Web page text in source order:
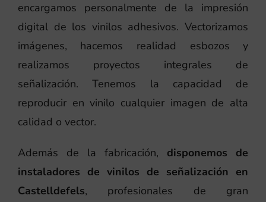
encargamos personalmente de la impresión
digital de los vinilos adhesivos. Vectorizamos
imágenes, hacemos realidad esbozos y
realizamos proyectos integrales de
señalización. Tenemos la capacidad de
reproducir en vinilo cualquier imagen de alta
calidad o vector.
Además de la fabricación, disponemos de
instaladores de vinilos de señalización en
Castelldefels, profesionales de gran